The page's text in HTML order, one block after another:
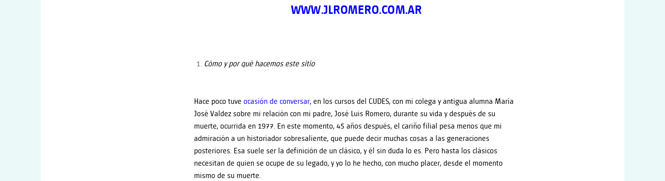
WWW.JLROMERO.COM.AR
Cómo y por qué hacemos este sitio
Hace poco tuve ocasión de conversar, en los cursos del CUDES, con mi colega y antigua alumna María
José Valdez sobre mi relación con mi padre, José Luis Romero, durante su vida y después de su
muerte, ocurrida en 1977. En este momento, 45 años después, el cariño filial pesa menos que mi
admiración a un historiador sobresaliente, que puede decir muchas cosas a las generaciones
posteriores. Esa suele ser la definición de un clásico, y él sin duda lo es. Pero hasta los clásicos
necesitan de quien se ocupe de su legado, y yo lo he hecho, con mucho placer, desde el momento
mismo de su muerte.